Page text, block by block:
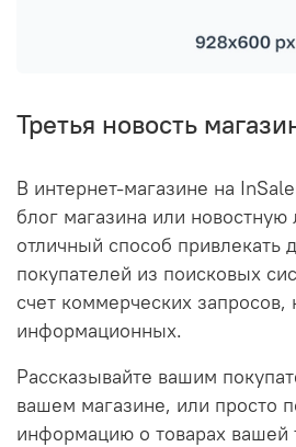
Третья новость
В интернет-магазине на
блог магазина или новостную
отличный способ привлекать
покупателей из поисковых
счет коммерческих запросов,
информационных.
Рассказывайте вашим
вашем магазине, или просто
информацию о товарах вашей